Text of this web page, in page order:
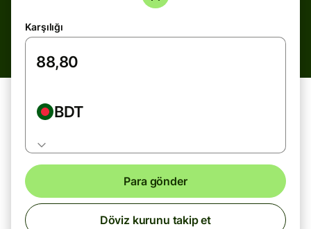
Karşılığı
BDT
Para gönder
Döviz kurunu takip et